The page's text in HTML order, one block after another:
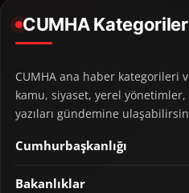
CUMHA
CUMHA ana haber kategorileri
kamu, siyaset, yerel
yazıları gündemine
Cumhurbaşkanlığı
Bakanlıklar